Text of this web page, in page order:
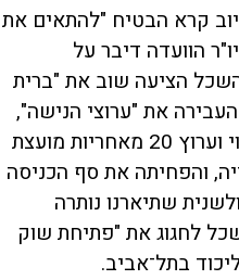
קרא הבטיח "להתאים את
הוועדה דיבר על
הציעה שוב את "ברית
את "ערוצי הנישה",
כמו ערוץ 9, ערוץ 24, הלא טי־וי וערוץ 20 מאחריות מועצת
והפחיתה את סף הכניסה
שתיארנו נותרה
לחגוג את "פתיחת שוק
בתל־אביב.